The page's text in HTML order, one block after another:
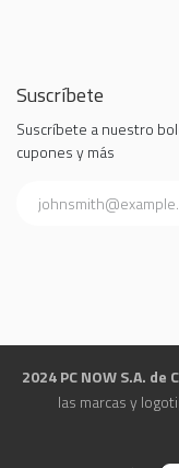
Suscríbete
Suscríbete a nuestro
cupones y más
2024 PC NOW S.A. de
las marcas y